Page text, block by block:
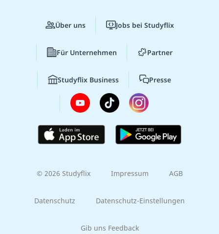
Über uns Jobs bei Studyflix
Für Unternehmen Partner
Studyflix Business Presse
© 2026 Studyflix Impressum AGB
Datenschutz Datenschutz-Einstellungen
Gib uns Feedback